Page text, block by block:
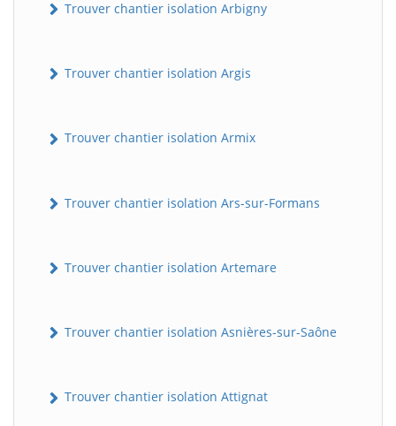
Trouver chantier isolation Arbigny
Trouver chantier isolation Argis
Trouver chantier isolation Armix
Trouver chantier isolation Ars-sur-Formans
Trouver chantier isolation Artemare
Trouver chantier isolation Asnières-sur-Saône
Trouver chantier isolation Attignat